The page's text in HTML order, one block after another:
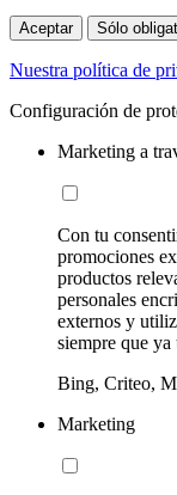
Aceptar Sólo
Nuestra política de
Configuración de
Marketing a
Con tu
promociones
productos
personales
externos y
siempre que ya
Bing, Criteo,
Marketing